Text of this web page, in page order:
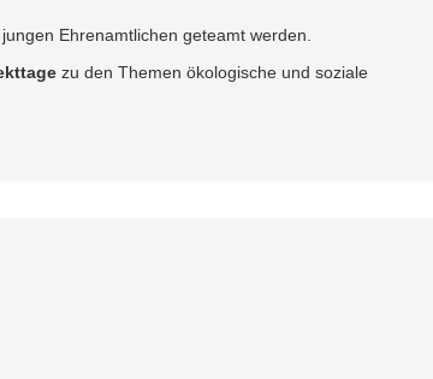
jungen Ehrenamtlichen geteamt werden.
zu den Themen ökologische und soziale